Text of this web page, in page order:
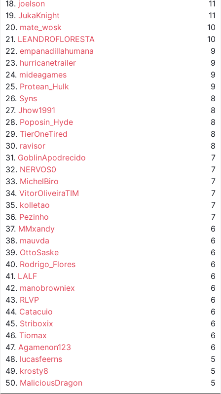
18. joelson
11
19. JukaKnight
11
20. mate_wosk
10
21. LEANDROFLORESTA
10
22. empanadillahumana
9
23. hurricanetrailer
9
24. mideagames
9
25. Protean_Hulk
9
26. Syns
8
27. Jhow1991
8
28. Poposin_Hyde
8
29. TierOneTired
8
30. ravisor
8
31. GoblinApodrecido
7
32. NERVOS0
7
33. MichelBiro
7
34. VitorOliveiraTIM
7
35. kolletao
7
36. Pezinho
7
37. MMxandy
6
38. mauvda
6
39. OttoSaske
6
40. Rodrigo_Flores
6
41. LALF
6
42. manobrowniex
6
43. RLVP
6
44. Catacuio
6
45. Striboxix
6
46. Tiomax
6
47. Agamenon123
6
48. lucasfeerns
5
49. krosty8
5
50. MaliciousDragon 5